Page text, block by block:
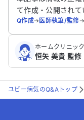
て作成・公開されて
Q作成➔医師執筆/監修➔
ホームクリニッ
恒矢 美貴 監修
ユビー病気のQ&Aトップ